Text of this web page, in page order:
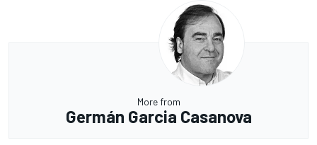
More from
Germán Garcia Casanova